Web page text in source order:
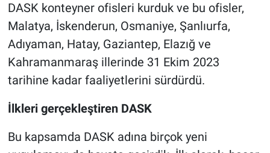
DASK konteyner ofisleri kurduk ve bu ofisler,
Malatya, İskenderun, Osmaniye, Şanlıurfa,
Adıyaman, Hatay, Gaziantep, Elazığ ve
Kahramanmaraş illerinde 31 Ekim 2023
tarihine kadar faaliyetlerini sürdürdü.
İlkleri gerçekleştiren DASK
Bu kapsamda DASK adına birçok yeni